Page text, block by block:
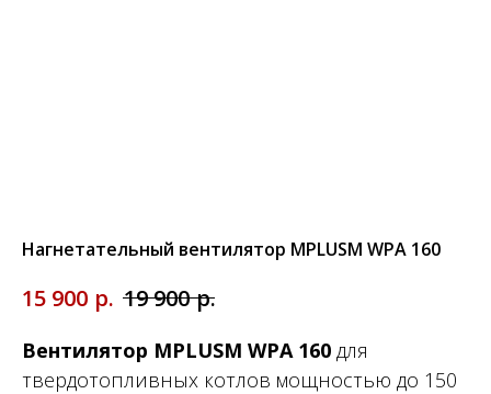
Нагнетательный вентилятор MPLUSM WPA 160
15 900 р. 19 900 р.
Вентилятор MPLUSM WPA 160 для
твердотопливных котлов мощностью до 150